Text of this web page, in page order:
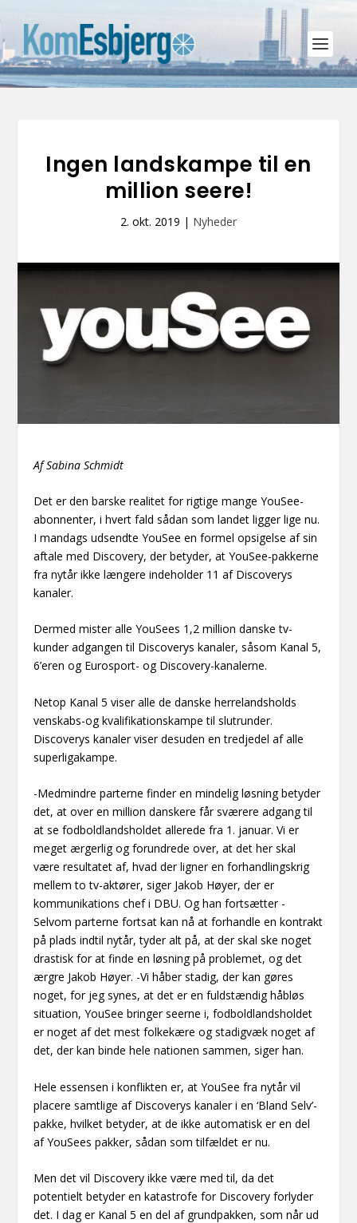
Ingen landskampe til en
million seere!
2. okt. 2019 | Nyheder
Af Sabina Schmidt
Det er den barske realitet for rigtige mange YouSee-
abonnenter, i hvert fald sådan som landet ligger lige nu.
I mandags udsendte YouSee en formel opsigelse af sin
aftale med Discovery, der betyder, at YouSee-pakkerne
fra nytår ikke længere indeholder 11 af Discoverys
kanaler.
Dermed mister alle YouSees 1,2 million danske tv-
kunder adgangen til Discoverys kanaler, såsom Kanal 5,
6’eren og Eurosport- og Discovery-kanalerne.
Netop Kanal 5 viser alle de danske herrelandsholds
venskabs-og kvalifikationskampe til slutrunder.
Discoverys kanaler viser desuden en tredjedel af alle
superligakampe.
-Medmindre parterne finder en mindelig løsning betyder
det, at over en million danskere får sværere adgang til
at se fodboldlandsholdet allerede fra 1. januar. Vi er
meget ærgerlig og forundrede over, at det her skal
være resultatet af, hvad der ligner en forhandlingskrig
mellem to tv-aktører, siger Jakob Høyer, der er
kommunikations chef i DBU. Og han fortsætter -
Selvom parterne fortsat kan nå at forhandle en kontrakt
på plads indtil nytår, tyder alt på, at der skal ske noget
drastisk for at finde en løsning på problemet, og det
ærgre Jakob Høyer. -Vi håber stadig, der kan gøres
noget, for jeg synes, at det er en fuldstændig håbløs
situation, YouSee bringer seerne i, fodboldlandsholdet
er noget af det mest folkekære og stadigvæk noget af
det, der kan binde hele nationen sammen, siger han.
Hele essensen i konflikten er, at YouSee fra nytår vil
placere samtlige af Discoverys kanaler i en ‘Bland Selv’-
pakke, hvilket betyder, at de ikke automatisk er en del
af YouSees pakker, sådan som tilfældet er nu.
Men det vil Discovery ikke være med til, da det
potentielt betyder en katastrofe for Discovery forlyder
det. I dag er Kanal 5 en del af grundpakken, som når ud